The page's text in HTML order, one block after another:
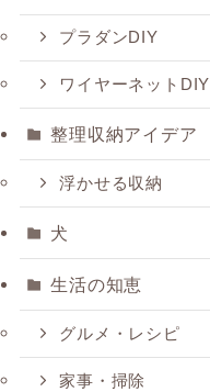
プラダンDIY
ワイヤーネットDIY
整理収納アイデア
浮かせる収納
犬
生活の知恵
グルメ・レシピ
家事・掃除